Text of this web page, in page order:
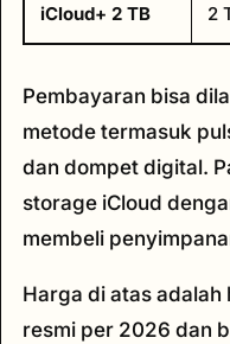
iCloud+ 2 TB 2
Pembayaran bisa
metode termasuk
dan dompet digital.
storage iCloud
membeli
Harga di atas
resmi per 2026 dan